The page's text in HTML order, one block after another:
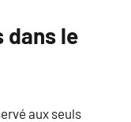
dans le
aux seuls